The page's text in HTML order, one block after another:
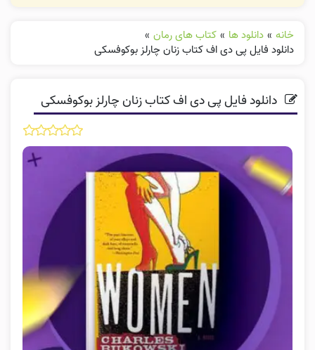
خانه » دانلود ها » کتاب های رمان »
دانلود فایل پی دی اف کتاب زنان چارلز بوکوفسکی
دانلود فایل پی دی اف کتاب زنان چارلز بوکوفسکی